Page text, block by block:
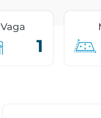
Vaga
1